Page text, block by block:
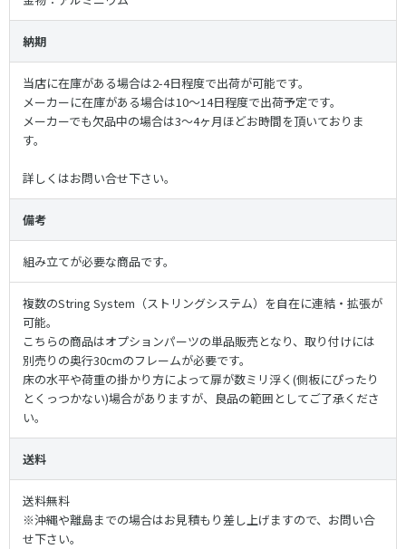
納期
当店に在庫がある場合は2-4日程度で出荷が可能です。
メーカーに在庫がある場合は10〜14日程度で出荷予定です。
メーカーでも欠品中の場合は3〜4ヶ月ほどお時間を頂いておりま
す。
詳しくはお問い合せ下さい。
備考
組み立てが必要な商品です。
複数のString System（ストリングシステム）を自在に連結・拡張が
可能。
こちらの商品はオプションパーツの単品販売となり、取り付けには
別売りの奥行30cmのフレームが必要です。
床の水平や荷重の掛かり方によって扉が数ミリ浮く(側板にぴったり
とくっつかない)場合がありますが、良品の範囲としてご了承くださ
い。
送料
送料無料
※沖縄や離島までの場合はお見積もり差し上げますので、お問い合
せ下さい。